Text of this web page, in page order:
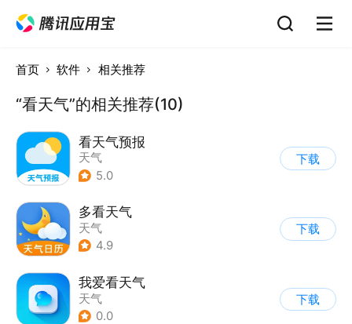
首页 软件 相关推荐
“看天气”的相关推荐(10)
看天气预报
天气
5.0
下载
多看天气
天气
4.9
下载
我爱看天气
天气
0.0
下载